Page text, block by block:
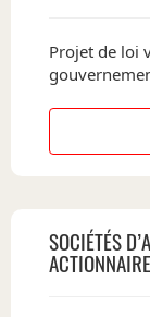
Projet de loi
SOCIÉTÉS